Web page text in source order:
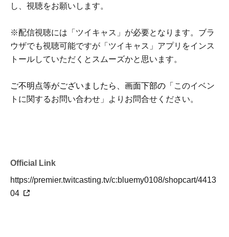
し、視聴をお願いします。
※配信視聴には「ツイキャス」が必要となります。ブラ
ウザでも視聴可能ですが「ツイキャス」アプリをインス
トールしていただくとスムーズかと思います。
ご不明点等がございましたら、画面下部の「 このイベン
トに関するお問い合わせ」よりお問合せください。
Official Link
https://premier.twitcasting.tv/c:bluemy0108/shopcart/4413
04